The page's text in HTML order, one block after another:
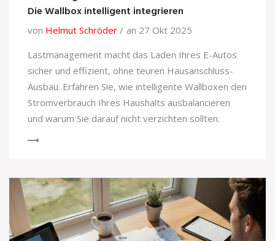
Die Wallbox intelligent integrieren
von Helmut Schröder
an 27 Okt 2025
Lastmanagement macht das Laden Ihres E-Autos
sicher und effizient, ohne teuren Hausanschluss-
Ausbau. Erfahren Sie, wie intelligente Wallboxen den
Stromverbrauch Ihres Haushalts ausbalancieren
und warum Sie darauf nicht verzichten sollten.